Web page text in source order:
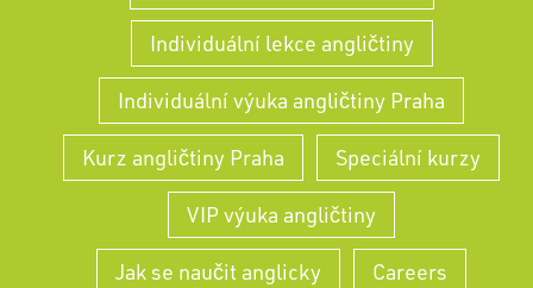
Individuální lekce angličtiny
Individuální výuka angličtiny Praha
Kurz angličtiny Praha Speciální kurzy
VIP výuka angličtiny
Jak se naučit anglicky Careers